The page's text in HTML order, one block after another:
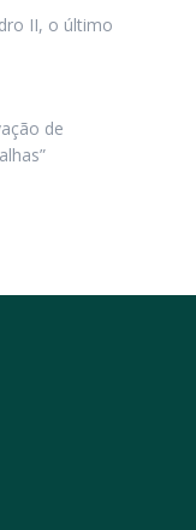
II, o último
de